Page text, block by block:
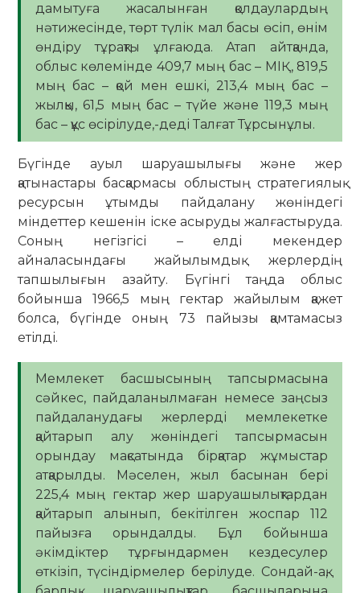
дамытуға жасалынған қолдаулардың
нәтижесінде, төрт түлік мал басы өсіп, өнім
өндіру тұрақты ұлғаюда. Атап айтқанда,
облыс көлемінде 409,7 мың бас – МІҚ, 819,5
мың бас – қой мен ешкі, 213,4 мың бас –
жылқы, 61,5 мың бас – түйе және 119,3 мың
бас – құс өсірілуде,-деді Талғат Тұрсынұлы.
Бүгінде ауыл шаруашылығы және жер
қатынастары басқармасы облыстың стратегиялық
ресурсын ұтымды пайдалану жөніндегі
міндеттер кешенін іске асыруды жалғастыруда.
Соның негізгісі – елді мекендер
айналасындағы жайылымдық жерлердің
тапшылығын азайту. Бүгінгі таңда облыс
бойынша 1966,5 мың гектар жайылым қажет
болса, бүгінде оның 73 пайызы қамтамасыз
етілді.
Мемлекет басшысының тапсырмасына
сәйкес, пайдаланылмаған немесе заңсыз
пайдаланудағы жерлерді мемлекетке
қайтарып алу жөніндегі тапсырмасын
орындау мақсатында бірқатар жұмыстар
атқарылды. Мәселен, жыл басынан бері
225,4 мың гектар жер шаруашылықтардан
қайтарып алынып, бекітілген жоспар 112
пайызға орындалды. Бұл бойынша
әкімдіктер тұрғындармен кездесулер
өткізіп, түсіндірмелер берілуде. Сондай-ақ,